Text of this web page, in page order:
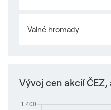
Valné hromady
Vývoj cen akcií ČEZ,